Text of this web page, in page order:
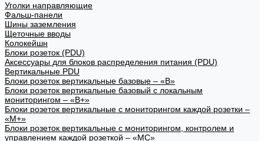
Уголки направляющие
Фальш-панели
Шины заземления
Щеточные вводы
Колокейшн
Блоки розеток (PDU)
Аксессуары для блоков распределения питания (PDU)
Вертикальные PDU
Блоки розеток вертикальные базовые – «В»
Блоки розеток вертикальные базовый с локальным
мониторингом – «В+»
Блоки розеток вертикальные с мониторингом каждой розетки –
«М+»
Блоки розеток вертикальные с мониторингом, контролем и
управлением каждой розеткой – «МС»